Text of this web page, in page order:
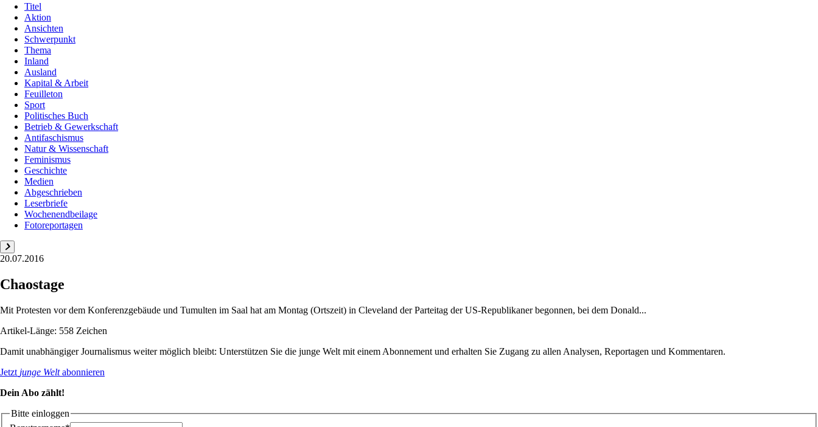
Titel
Aktion
Ansichten
Schwerpunkt
Thema
Inland
Ausland
Kapital & Arbeit
Feuilleton
Sport
Politisches Buch
Betrieb & Gewerkschaft
Antifaschismus
Natur & Wissenschaft
Feminismus
Geschichte
Medien
Abgeschrieben
Leserbriefe
Wochenendbeilage
Fotoreportagen
20.07.2016
Chaostage
Mit Protesten vor dem Konferenzgebäude und Tumulten im Saal hat am Montag (Ortszeit) in Cleveland der Parteitag der US-Republikaner begonnen, bei dem Donald...
Artikel-Länge: 558 Zeichen
Damit unabhängiger Journalismus weiter möglich bleibt: Unterstützen Sie die junge Welt mit einem Abonnement und erhalten Sie Zugang zu allen Analysen, Reportagen und Kommentaren.
Jetzt junge Weltabonnieren
Dein Abo zählt!
Bitte einloggen